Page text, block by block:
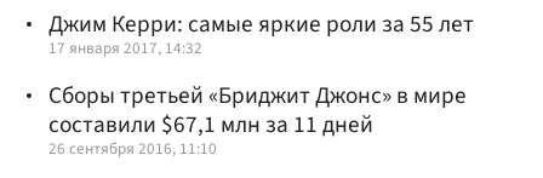
Джим Керри: самые яркие роли за 55 лет
17 января 2017, 14:32
Сборы третьей «Бриджит Джонс» в мире
составили $67,1 млн за 11 дней
26 сентября 2016, 11:10